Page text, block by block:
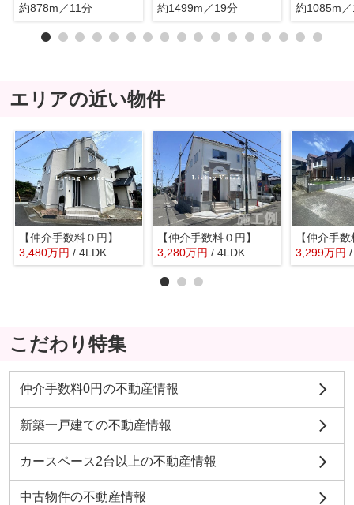
約878m／11分
約1499m／19分
約1085m
エリアの近い物件
【仲介手数料０円】大磯町東小磯 中古戸建
3,480万円 / 4LDK
【仲介手数料０円】大磯町国府本郷2期 新築一戸建て 全5区画
3,280万円 / 4LDK 3,299万円
こだわり特集
仲介手数料0円の不動産情報
新築一戸建ての不動産情報
カースペース2台以上の不動産情報
中古物件の不動産情報